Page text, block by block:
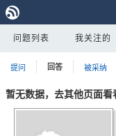
问题列表 我关注的
提问 回答 被采纳
暂无数据，去其他页面看